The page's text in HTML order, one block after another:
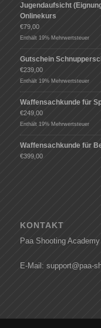
Jugendaufsicht
Onlinekurs
€79,00
Enthält 19% Mehrwertsteuer
Gutschein
€239,00
Enthält 19% Mehrwertsteuer
Waffensachkunde für
€249,00
Enthält 19% Mehrwertsteuer
Waffensachkunde für
€399,00
KONTAKT
Paa Shooting Academy
E-Mail: support@paa-